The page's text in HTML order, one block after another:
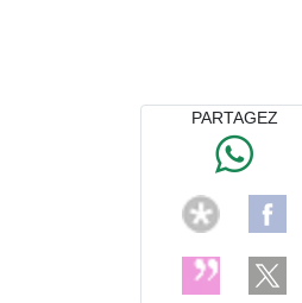
PARTAGEZ